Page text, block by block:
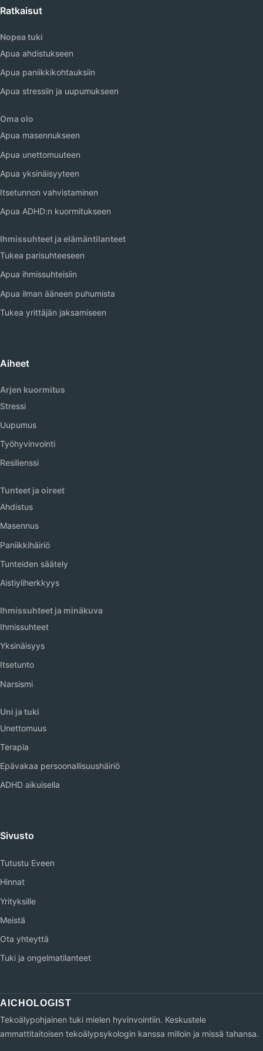
Ratkaisut
Nopea tuki
Apua ahdistukseen
Apua paniikkikohtauksiin
Apua stressiin ja uupumukseen
Oma olo
Apua masennukseen
Apua unettomuuteen
Apua yksinäisyyteen
Itsetunnon vahvistaminen
Apua ADHD:n kuormitukseen
Ihmissuhteet ja elämäntilanteet
Tukea parisuhteeseen
Apua ihmissuhteisiin
Apua ilman ääneen puhumista
Tukea yrittäjän jaksamiseen
Aiheet
Arjen kuormitus
Stressi
Uupumus
Työhyvinvointi
Resilienssi
Tunteet ja oireet
Ahdistus
Masennus
Paniikkihäiriö
Tunteiden säätely
Aistiyliherkkyys
Ihmissuhteet ja minäkuva
Ihmissuhteet
Yksinäisyys
Itsetunto
Narsismi
Uni ja tuki
Unettomuus
Terapia
Epävakaa persoonallisuushäiriö
ADHD aikuisella
Sivusto
Tutustu Eveen
Hinnat
Yrityksille
Meistä
Ota yhteyttä
Tuki ja ongelmatilanteet
Tekoälypohjainen tuki mielen hyvinvointiin. Keskustele
ammattitaitoisen tekoälypsykologin kanssa milloin ja missä tahansa.